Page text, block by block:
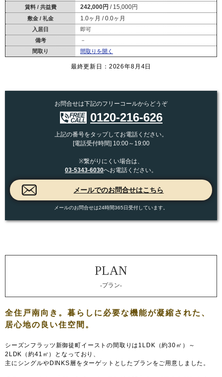
賃料 / 共益費 242,000円 15,000円
敷金 / 礼金 1.0ヶ月 0.0ヶ月
入居日
即可
備考
－
間取り
間取りを開く
最終更新日：2026年8月4日
お問合せは下記のフリーコールからどうぞ
0120-216-626
上記の番号をタップしてお電話ください。
[電話受付時間] 10:00～19:00
※繋がりにくい場合は、
03-5343-6030へお電話ください。
メールのお問合せは24時間365日受付しています。
-プラン-
シーズンフラッツ新御徒町イーストの間取りは1LDK（約30㎡）～
2LDK（約41㎡）となっており、
主にシングルやDINKS層をターゲットとしたプランをご用意しました。